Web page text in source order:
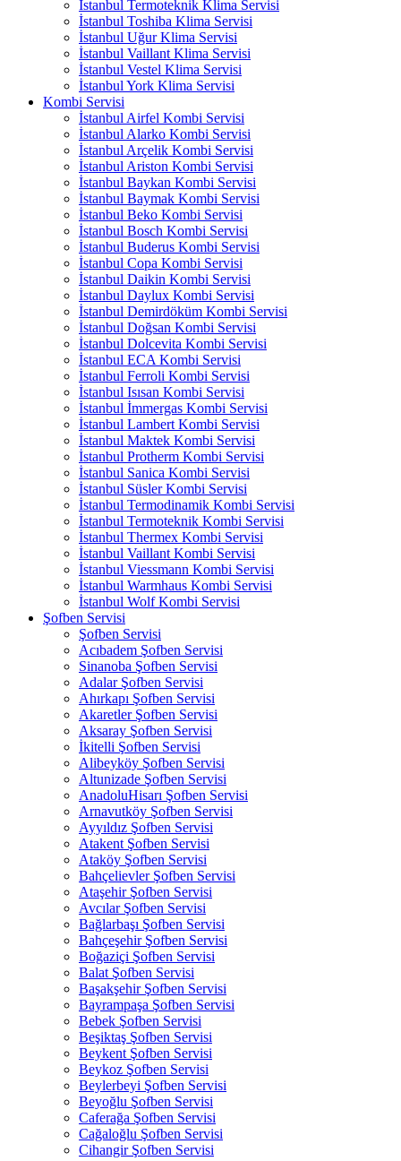
İstanbul Termoteknik Klima Servisi
İstanbul Toshiba Klima Servisi
İstanbul Uğur Klima Servisi
İstanbul Vaillant Klima Servisi
İstanbul Vestel Klima Servisi
İstanbul York Klima Servisi
Kombi Servisi
İstanbul Airfel Kombi Servisi
İstanbul Alarko Kombi Servisi
İstanbul Arçelik Kombi Servisi
İstanbul Ariston Kombi Servisi
İstanbul Baykan Kombi Servisi
İstanbul Baymak Kombi Servisi
İstanbul Beko Kombi Servisi
İstanbul Bosch Kombi Servisi
İstanbul Buderus Kombi Servisi
İstanbul Copa Kombi Servisi
İstanbul Daikin Kombi Servisi
İstanbul Daylux Kombi Servisi
İstanbul Demirdöküm Kombi Servisi
İstanbul Doğsan Kombi Servisi
İstanbul Dolcevita Kombi Servisi
İstanbul ECA Kombi Servisi
İstanbul Ferroli Kombi Servisi
İstanbul Isısan Kombi Servisi
İstanbul İmmergas Kombi Servisi
İstanbul Lambert Kombi Servisi
İstanbul Maktek Kombi Servisi
İstanbul Protherm Kombi Servisi
İstanbul Sanica Kombi Servisi
İstanbul Süsler Kombi Servisi
İstanbul Termodinamik Kombi Servisi
İstanbul Termoteknik Kombi Servisi
İstanbul Thermex Kombi Servisi
İstanbul Vaillant Kombi Servisi
İstanbul Viessmann Kombi Servisi
İstanbul Warmhaus Kombi Servisi
İstanbul Wolf Kombi Servisi
Şofben Servisi
Şofben Servisi
Acıbadem Şofben Servisi
Sinanoba Şofben Servisi
Adalar Şofben Servisi
Ahırkapı Şofben Servisi
Akaretler Şofben Servisi
Aksaray Şofben Servisi
İkitelli Şofben Servisi
Alibeyköy Şofben Servisi
Altunizade Şofben Servisi
AnadoluHisarı Şofben Servisi
Arnavutköy Şofben Servisi
Ayyıldız Şofben Servisi
Atakent Şofben Servisi
Ataköy Şofben Servisi
Bahçelievler Şofben Servisi
Ataşehir Şofben Servisi
Avcılar Şofben Servisi
Bağlarbaşı Şofben Servisi
Bahçeşehir Şofben Servisi
Boğaziçi Şofben Servisi
Balat Şofben Servisi
Başakşehir Şofben Servisi
Bayrampaşa Şofben Servisi
Bebek Şofben Servisi
Beşiktaş Şofben Servisi
Beykent Şofben Servisi
Beykoz Şofben Servisi
Beylerbeyi Şofben Servisi
Beyoğlu Şofben Servisi
Caferağa Şofben Servisi
Cağaloğlu Şofben Servisi
Cihangir Şofben Servisi